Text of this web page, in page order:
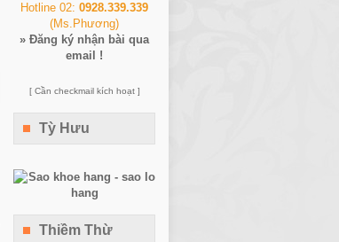
Hotline 02: 0928.339.339
(Ms.Phương)
» Đăng ký nhận bài qua
email !
[ Cần checkmail kích hoạt ]
Tỳ Hưu
Thiềm Thừ